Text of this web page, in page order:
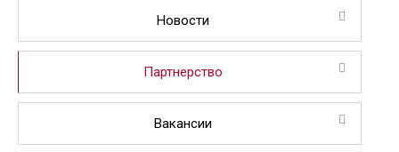
Новости
Партнерство
Вакансии